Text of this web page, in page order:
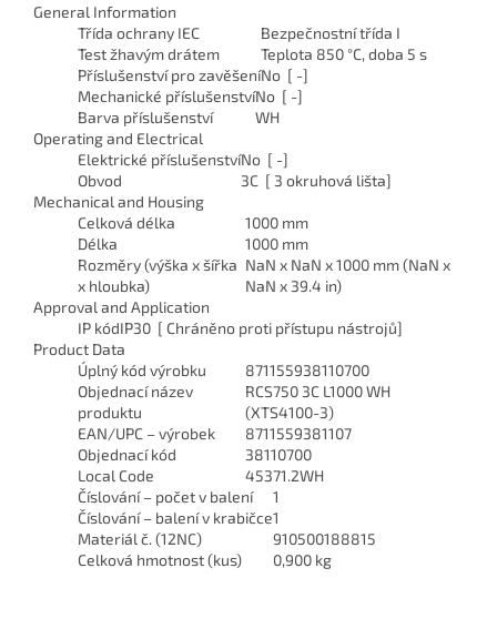
General Information
Třída ochrany IEC
Bezpečnostní třída I
Test žhavým drátem
Teplota 850 °C, doba 5 s
Příslušenství pro zavěšeníNo [ -]
Mechanické příslušenstvíNo [ -]
Barva příslušenství
WH
Operating and Electrical
Elektrické příslušenstvíNo [ -]
Obvod
3C [ 3 okruhová lišta]
Mechanical and Housing
Celková délka
1000 mm
Délka
1000 mm
Rozměry (výška x šířka
x hloubka)
NaN x NaN x 1000 mm (NaN x
NaN x 39.4 in)
Approval and Application
IP kódIP30 [ Chráněno proti přístupu nástrojů]
Product Data
Úplný kód výrobku
871155938110700
Objednací název
produktu
RCS750 3C L1000 WH
(XTS4100-3)
EAN/UPC – výrobek
8711559381107
Objednací kód
38110700
Local Code
45371.2WH
Číslování – počet v balení
1
Číslování – balení v krabičce1
Materiál č. (12NC)
910500188815
Celková hmotnost (kus)
0,900 kg